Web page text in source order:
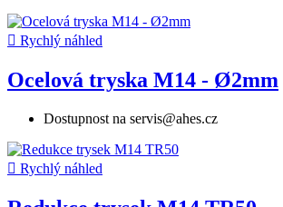
 Rychlý náhled
Ocelová tryska M14 - Ø2mm
Dostupnost na servis@ahes.cz
 Rychlý náhled